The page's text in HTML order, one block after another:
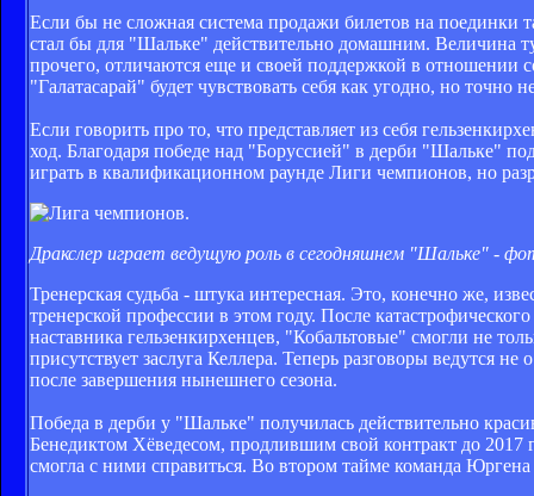
Если бы не сложная система продажи билетов на поединки
стал бы для "Шальке" действительно домашним. Величина
прочего, отличаются еще и своей поддержкой в отношении
"Галатасарай" будет чувствовать себя как угодно, но
Если говорить про то, что представляет из себя
ход. Благодаря победе над "Боруссией" в дерби "Шальке"
играть в квалификационном раунде Лиги чемпионов, но
Дракслер играет ведущую роль в сегодняшнем "Шальке" -
Тренерская судьба - штука интересная. Это, конечно же,
тренерской профессии в этом году. После
наставника гельзенкирхенцев, "Кобальтовые" смогли не
присутствует заслуга Келлера. Теперь разговоры ведутся
после завершения нынешнего сезона.
Победа в дерби у "Шальке" получилась действительно
Бенедиктом Хёведесом, продлившим свой контракт до 2017
смогла с ними справиться. Во втором тайме команда